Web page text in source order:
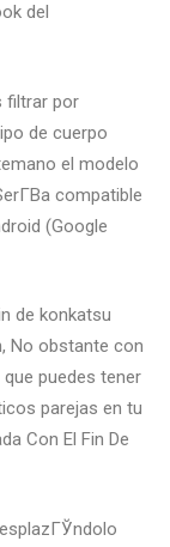
del
filtrar por
de cuerpo
el modelo
compatible
(Google
de konkatsu
No obstante con
puedes tener
parejas en tu
Con El Fin De